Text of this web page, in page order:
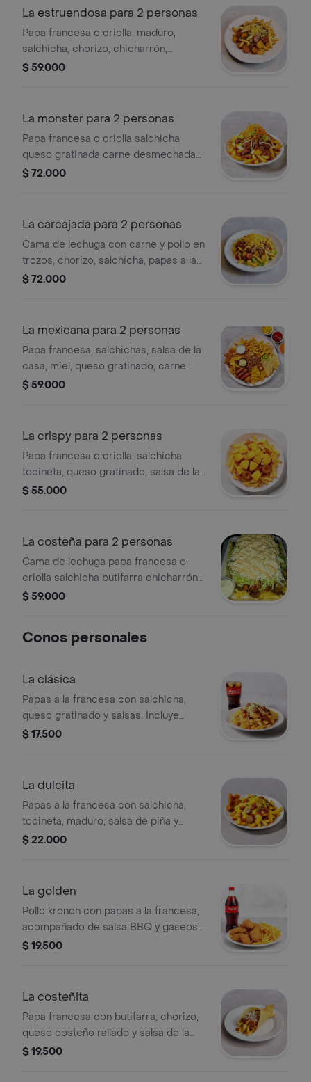
La estruendosa para 2 personas
Papa francesa o criolla, maduro,
salchicha, chorizo, chicharrón,
costillas BBQ, salsa de la casa, salsa
$ 59.000
La monster para 2 personas
Papa francesa o criolla salchicha
queso gratinada carne desmechada
guacamole chicharrón costillas salsa
$ 72.000
La carcajada para 2 personas
Cama de lechuga con carne y pollo en
trozos, chorizo, salchicha, papas a la
francesa, queso costeño rallado, maíz
$ 72.000
La mexicana para 2 personas
Papa francesa, salchichas, salsa de la
casa, miel, queso gratinado, carne
desmechada o pollo, chicharrón,
$ 59.000
La crispy para 2 personas
Papa francesa o criolla, salchicha,
tocineta, queso gratinado, salsa de la
casa, pollo kronch en trozos, salsa
$ 55.000
La costeña para 2 personas
Cama de lechuga papa francesa o
criolla salchicha butifarra chicharrón
carne desmechada pollo en trozos
gratinado papa ripio
$ 59.000
Conos personales
La clásica
Papas a la francesa con salchicha,
queso gratinado y salsas. Incluye
gaseosa de 250 ml.
$ 17.500
La dulcita
Papas a la francesa con salchicha,
tocineta, maduro, salsa de piña y
queso gratinado. Incluye gaseosa de
$ 22.000
La golden
Pollo kronch con papas a la francesa,
acompañado de salsa BBQ y gaseosa
de 250 ml.
$ 19.500
La costeñita
Papa francesa con butifarra, chorizo,
queso costeño rallado y salsa de la
casa. Incluye gaseosa de 250 ml.
$ 19.500